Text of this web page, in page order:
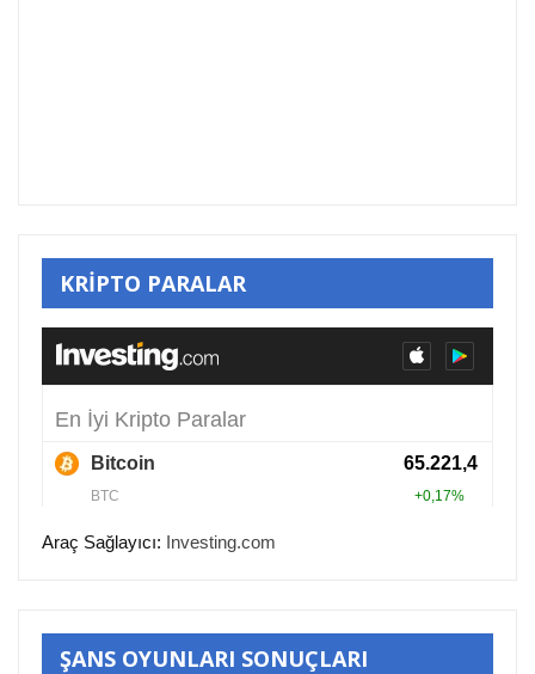
KRİPTO PARALAR
Araç Sağlayıcı: Investing.com
ŞANS OYUNLARI SONUÇLARI